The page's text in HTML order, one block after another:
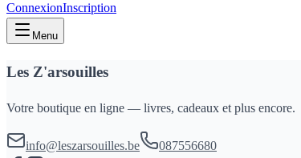
ConnexionInscription
Menu
Les Z'arsouilles
Votre boutique en ligne — livres, cadeaux et plus encore.
info@leszarsouilles.be 087556680